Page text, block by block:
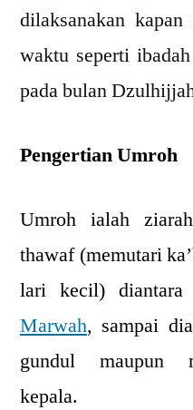
dilaksanakan
waktu seperti
pada bulan
Pengertian Umroh
Umroh ialah
thawaf (memutari
lari kecil)
Marwah, sampai
gundul maupun
kepala.